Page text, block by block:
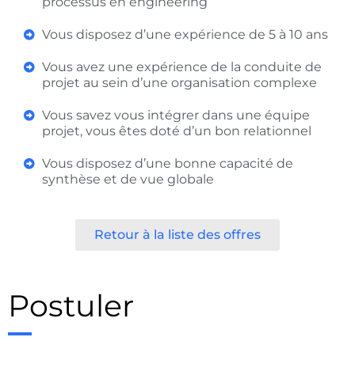
Vous disposez d’une expérience de 5 à 10 ans
Vous avez une expérience de la conduite de
projet au sein d’une organisation complexe
Vous savez vous intégrer dans une équipe
projet, vous êtes doté d’un bon relationnel
Vous disposez d’une bonne capacité de
synthèse et de vue globale
Retour à la liste des offres
Postuler